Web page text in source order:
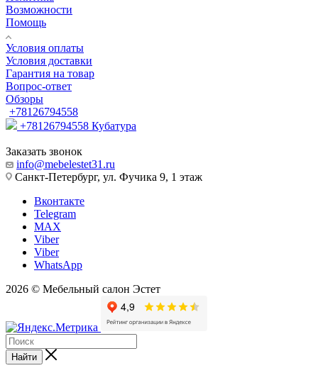
Возможности
Помощь
Условия оплаты
Условия доставки
Гарантия на товар
Вопрос-ответ
Обзоры
+78126794558
+78126794558 Кубатура
Заказать звонок
info@mebelestet31.ru
Санкт-Петербург, ул. Фучика 9, 1 этаж
Вконтакте
Telegram
MAX
Viber
Viber
WhatsApp
2026 © Мебельный салон Эстет
Найти